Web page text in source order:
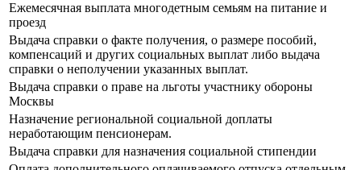
Ежемесячная выплата многодетным семьям на питание и
проезд
Выдача справки о факте получения, о размере пособий,
компенсаций и других социальных выплат либо выдача
справки о неполучении указанных выплат.
Выдача справки о праве на льготы участнику обороны
Москвы
Назначение региональной социальной доплаты
неработающим пенсионерам.
Выдача справки для назначения социальной стипендии